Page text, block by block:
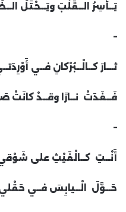
يَــأْسِرُ الــقَلْبَ ويَــحْتَلُّ
–
ثـــارَ كــالْــبُرْكانِ فــي
فَــغَدَتْ نــارًا وقــدْ كانَتْ
–
أَنْــتِ كــالْغَيْثِ على
حَــوَّلَ الْــيابِسَ فــي حَقْلي